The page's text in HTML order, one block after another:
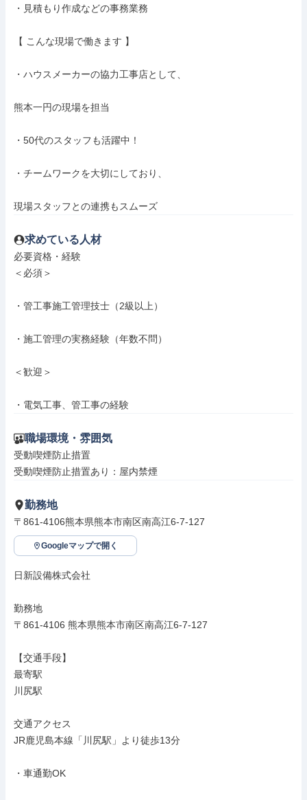
・見積もり作成などの事務業務
【 こんな現場で働きます 】
・ハウスメーカーの協力工事店として、
熊本一円の現場を担当
・50代のスタッフも活躍中！
・チームワークを大切にしており、
現場スタッフとの連携もスムーズ
求めている人材
必要資格・経験
＜必須＞
・管工事施工管理技士（2級以上）
・施工管理の実務経験（年数不問）
＜歓迎＞
・電気工事、管工事の経験
職場環境・雰囲気
受動喫煙防止措置
受動喫煙防止措置あり：屋内禁煙
勤務地
〒861-4106熊本県熊本市南区南高江6-7-127
Googleマップで開く
日新設備株式会社
勤務地
〒861-4106 熊本県熊本市南区南高江6-7-127
【交通手段】
最寄駅
川尻駅
交通アクセス
JR鹿児島本線「川尻駅」より徒歩13分
・車通勤OK